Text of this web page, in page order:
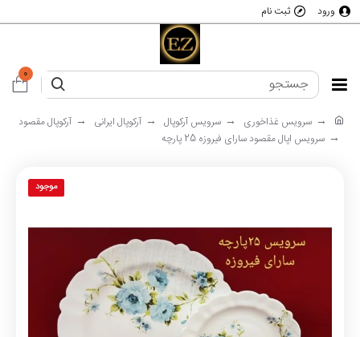
ورود ثبت نام
0
سرویس غذاخوری سرویس آرکوپال آرکوپال ایرانی
آرکوپال مقصود
سرویس اپال مقصود سارای فیروزه 25 پارچه
موجود